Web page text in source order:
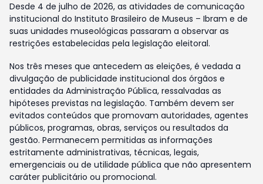
Desde 4 de julho de 2026, as atividades de comunicação
institucional do Instituto Brasileiro de Museus – Ibram e de
suas unidades museológicas passaram a observar as
restrições estabelecidas pela legislação eleitoral.
Nos três meses que antecedem as eleições, é vedada a
divulgação de publicidade institucional dos órgãos e
entidades da Administração Pública, ressalvadas as
hipóteses previstas na legislação. Também devem ser
evitados conteúdos que promovam autoridades, agentes
públicos, programas, obras, serviços ou resultados da
gestão. Permanecem permitidas as informações
estritamente administrativas, técnicas, legais,
emergenciais ou de utilidade pública que não apresentem
caráter publicitário ou promocional.